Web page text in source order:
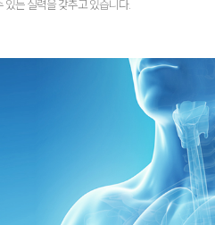
있는 실력을 갖추고 있습니다.